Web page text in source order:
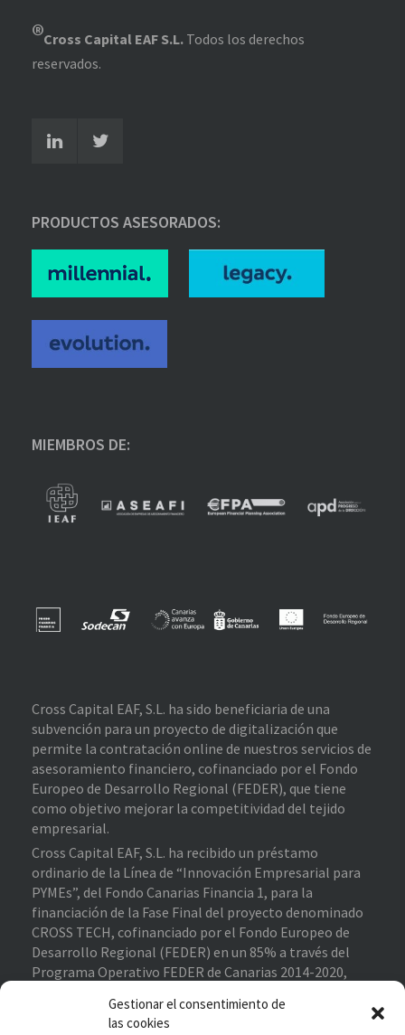
Gestionar el consentimiento de
las cookies
®Cross Capital EAF S.L. Todos los derechos
reservados.
PRODUCTOS ASESORADOS:
MIEMBROS DE:
Cross Capital EAF, S.L. ha sido beneficiaria de una
subvención para un proyecto de digitalización que
permite la contratación online de nuestros servicios de
asesoramiento financiero, cofinanciado por el Fondo
Europeo de Desarrollo Regional (FEDER), que tiene
como objetivo mejorar la competitividad del tejido
empresarial.
Cross Capital EAF, S.L. ha recibido un préstamo
ordinario de la Línea de “Innovación Empresarial para
PYMEs”, del Fondo Canarias Financia 1, para la
financiación de la Fase Final del proyecto denominado
CROSS TECH, cofinanciado por el Fondo Europeo de
Desarrollo Regional (FEDER) en un 85% a través del
Programa Operativo FEDER de Canarias 2014-2020,
prioritario 1 “Potenciar la investigación, el desarrollo